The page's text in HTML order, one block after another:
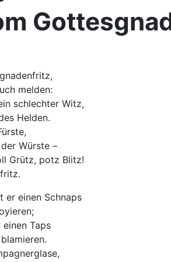
melden:
schlechter Witz,
Helden.
Würste –
Grütz, potz Blitz!
er einen Schnaps
Taps